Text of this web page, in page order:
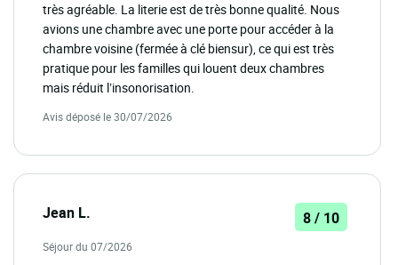
très agréable. La literie est de très bonne qualité. Nous
avions une chambre avec une porte pour accéder à la
chambre voisine (fermée à clé biensur), ce qui est très
pratique pour les familles qui louent deux chambres
mais réduit l’insonorisation.
Avis déposé le 30/07/2026
Jean L. 8 / 10
Séjour du 07/2026